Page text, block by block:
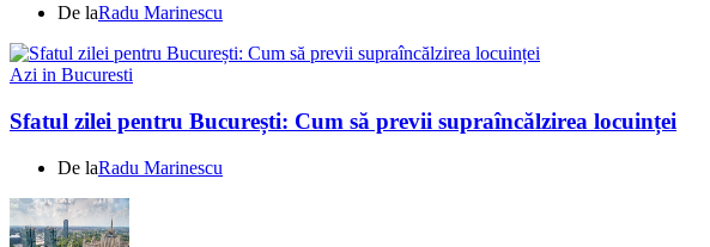
De laRadu Marinescu
Azi in Bucuresti
Sfatul zilei pentru București: Cum să previi supraîncălzirea locuinței
De laRadu Marinescu